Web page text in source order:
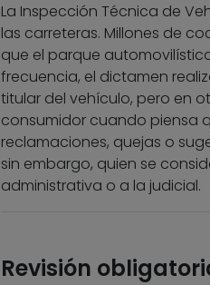
La Inspección Técnica de
las carreteras. Millones de
que el parque
frecuencia, el dictamen
titular del vehículo, pero en
consumidor cuando piensa
reclamaciones, quejas o
sin embargo, quien se
administrativa o a la judicial.
Revisión